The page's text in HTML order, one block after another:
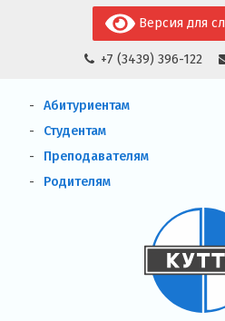
+7 (3439) 396-122
Версия для
Абитуриентам
Студентам
Преподавателям
Родителям